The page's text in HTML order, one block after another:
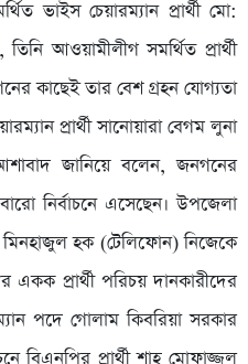
ভাইস চেয়ারম্যান প্রার্থী মো:
আওয়ামীলীগ সমর্থিত প্রার্থী
কাছেই তার বেশ গ্রহন যোগ্যতা
প্রার্থী সানোয়ারা বেগম লুনা
জানিয়ে বলেন, জনগনের
নির্বাচনে এসেছেন। উপজেলা
হক (টেলিফোন) নিজেকে
একক প্রার্থী পরিচয় দানকারীদের
পদে গোলাম কিবরিয়া সরকার